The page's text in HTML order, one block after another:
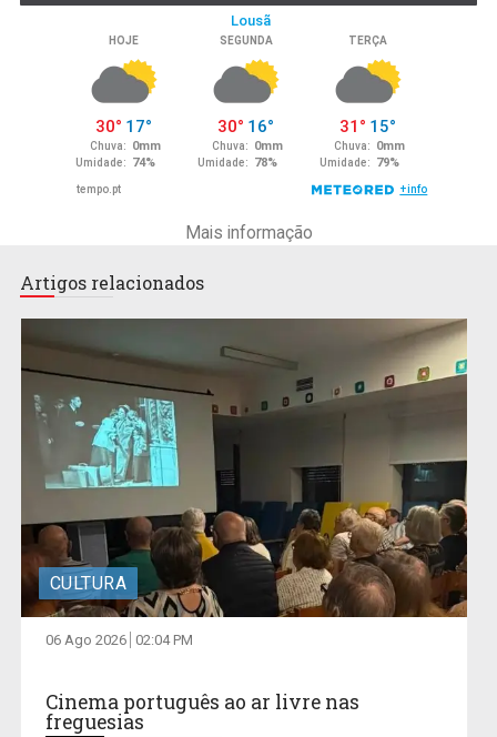
Mais informação
Artigos relacionados
CULTURA
06 Ago 2026 02:04 PM
Cinema português ao ar livre nas
freguesias